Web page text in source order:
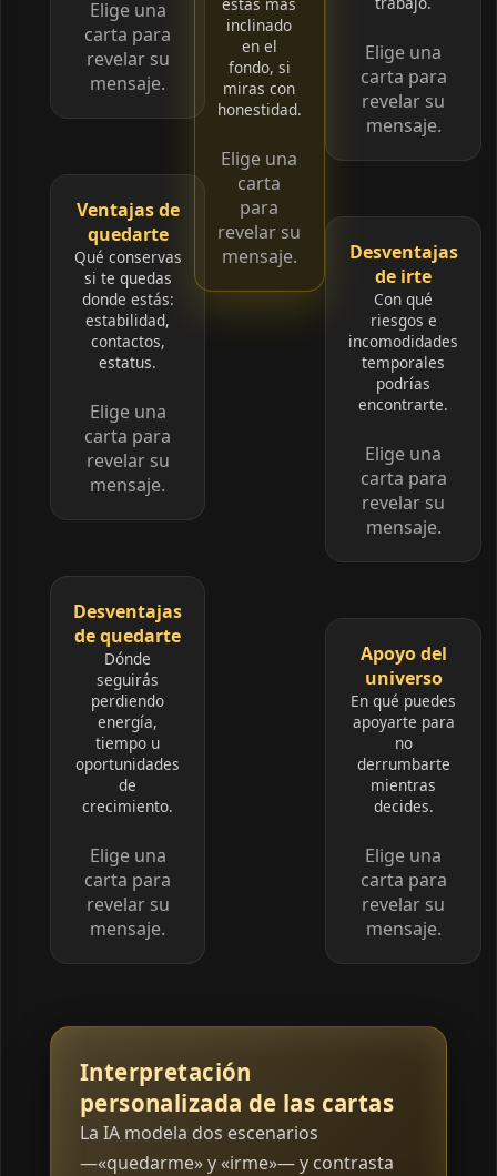
Elige una
carta para
revelar su
mensaje.
Ventajas de
quedarte
Qué conservas
si te quedas
donde estás:
estabilidad,
contactos,
estatus.
Elige una
carta para
revelar su
mensaje.
Desventajas
de quedarte
Dónde
seguirás
perdiendo
energía,
tiempo u
oportunidades
de
crecimiento.
Elige una
carta para
revelar su
mensaje.
inclinado
en el
fondo, si
miras con
honestidad.
Elige una
carta
para
revelar su
mensaje.
Elige una
carta para
revelar su
mensaje.
Desventajas
de irte
Con qué
riesgos e
incomodidades
temporales
podrías
encontrarte.
Elige una
carta para
revelar su
mensaje.
Apoyo del
universo
En qué puedes
apoyarte para
no
derrumbarte
mientras
decides.
Elige una
carta para
revelar su
mensaje.
Interpretación
personalizada de las cartas
La IA modela dos escenarios
—«quedarme» y «irme»— y contrasta